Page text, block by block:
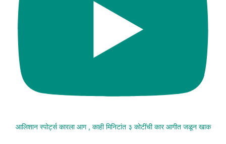
आलिशान स्पोर्ट्स कारला आग , काही मिनिटांत ३ कोटींची कार आगीत जळून खाक